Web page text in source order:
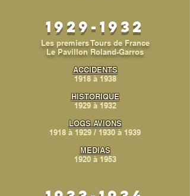
1929-1932
Les premiers Tours de France
Le Pavillon Roland-Garros
ACCIDENTS
1918à 1938
HISTORIQUE
1929 à 1932
LOGS AVIONS
1918 à 1929 / 1930 à 1939
MEDIAS
1920 à 1953